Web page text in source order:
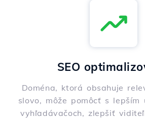
SEO
Doména, ktorá obsahuje
slovo, môže pomôcť s lepším
vyhľadávačoch, zlepšiť